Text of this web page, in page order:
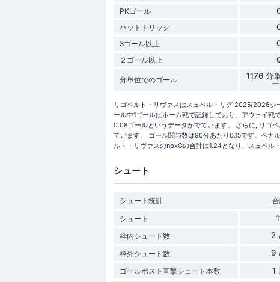
PKゴール
ハットトリック
3ゴール以上
２ゴール以上
分単位でのゴール
1176 分
リゴベルト・リヴァスはスュペル・リグ 2025/2026シ
ール中1ゴールはホーム戦で記録しており、アウェイ
0.08ゴールというデータがでています。 さらに, リゴ
ています。 ゴール関与数は90分あたり0.15です。ペ
ルト・リヴァスのnpxGの合計は1.24となり、スュペル
シュート
シュート統計
シュート
枠内シュート数 2
枠外シュート数 9
ゴールポスト直撃シュート本数 1